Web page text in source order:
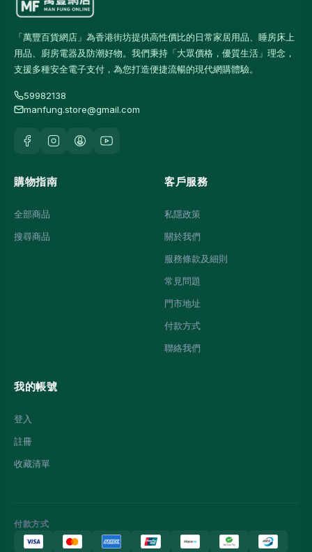
「萬豐百貨網店」為香港街坊提供高性價比的日常家居用品、睡房床上
用品、廚房電器及防潮好物。我們秉持「大眾價格，優質生活」理念，
支援多種安全電子支付，為您打造便捷流暢的現代網購體驗。
59982138
manfung.store@gmail.com
購物指南
全部商品
搜尋商品
客戶服務
私隱政策
關於我們
服務條款及細則
常見問題
門市地址
付款方式
聯絡我們
我的帳號
登入
註冊
收藏清單
付款方式